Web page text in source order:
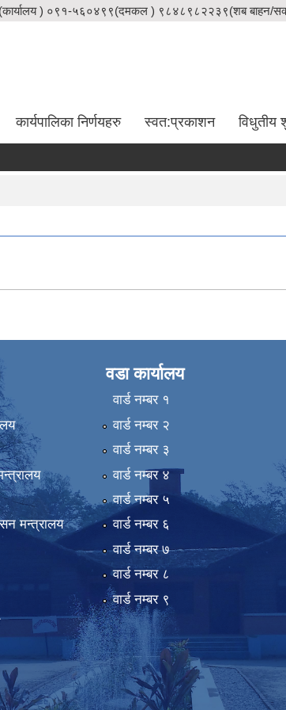
) ०९१-५६०४९९(दमकल ) ९८४८९८२२३९(शब बाहन/
कार्यपालिका निर्णयहरु स्वत:प्रकाशन विधुतीय
मन्त्रालय
वडा कार्यालय
वार्ड न‌म्बर १
वार्ड न‌म्बर २
वार्ड न‌म्बर ३
वार्ड न‌म्बर ४
वार्ड न‌म्बर ५
वार्ड न‌म्बर ६
वार्ड न‌म्बर ७
वार्ड न‌म्बर ८
वार्ड न‌म्बर ९